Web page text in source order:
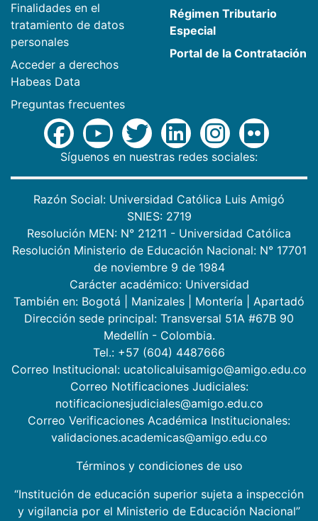
Finalidades en el
tratamiento de datos
personales
Acceder a derechos
Habeas Data
Preguntas frecuentes
Régimen Tributario
Especial
Portal de la Contratación
Síguenos en nuestras redes sociales:
Razón Social: Universidad Católica Luis Amigó
SNIES: 2719
Resolución MEN: N° 21211 - Universidad Católica
Resolución Ministerio de Educación Nacional: N° 17701
de noviembre 9 de 1984
Carácter académico: Universidad
También en: Bogotá Manizales Montería
Apartadó
Dirección sede principal: Transversal 51A #67B 90
Medellín - Colombia.
Tel.: +57 (604) 4487666
Correo Institucional: ucatolicaluisamigo@amigo.edu.co
Correo Notificaciones Judiciales:
notificacionesjudiciales@amigo.edu.co
Correo Verificaciones Académica Institucionales:
validaciones.academicas@amigo.edu.co
Términos y condiciones de uso
“Institución de educación superior sujeta a inspección
y vigilancia por el Ministerio de Educación Nacional”